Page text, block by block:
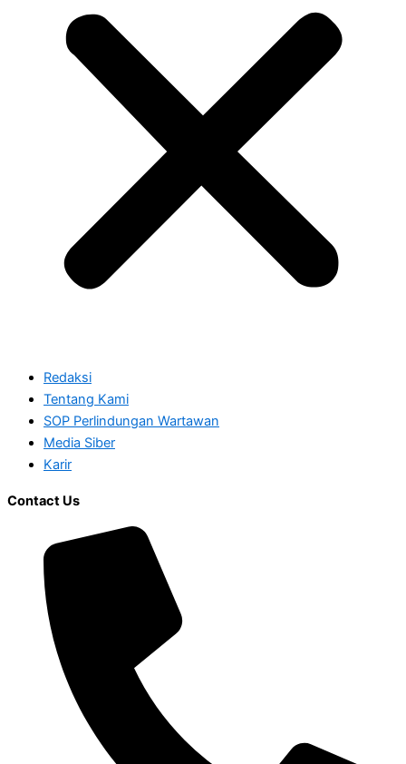
Redaksi
Tentang Kami
SOP Perlindungan Wartawan
Media Siber
Karir
Contact Us